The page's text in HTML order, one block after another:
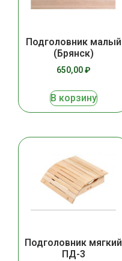
Подголовник малый
(Брянск)
650,00₽
В корзину
Подголовник мягкий
ПД-3